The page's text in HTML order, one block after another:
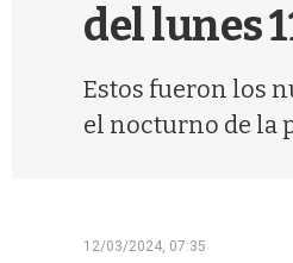
del lunes
Estos fueron los
el nocturno de la
12/03/2024, 07:35